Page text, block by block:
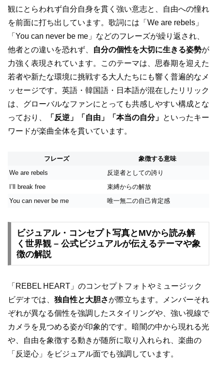
観にとらわれず自分自身を貫く強い意志と、自由への憧れ
を前面に打ち出しています。歌詞には「We are rebels」
「You can never be me」などのフレーズが繰り返され、
他者との違いを恐れず、
自分の個性を大切に生きる姿勢が
力強く表現されています。このテーマは、思春期を迎えた
若者や新たな環境に挑戦する大人たちにも響く普遍的なメ
ッセージです。英語・韓国語・日本語が混在したリリック
は、グローバルなファンにとっても共感しやすい構成とな
っており、
「反逆」「自由」「本当の自分」 といったキー
ワードが楽曲全体を貫いています。
フレーズ
象徴する意味
We are rebels
反逆者としての誇り
I’ll break free
束縛からの解放
You can never be me
唯一無二の自己肯定感
ビジュアル・コンセプト写真とMVから読み解
く世界観 – 公式ビジュアルが伝えるテーマや象
徴の解説
「REBEL HEART」のコンセプトフォトやミュージック
ビデオでは、 独自性と大胆さが際立ちます。メンバーそれ
ぞれが異なる個性を強調したスタイリングや、強い視線で
カメラを見つめる姿が印象的です。暗闇の中から現れる光
や、自由を象徴する動きが随所に取り入れられ、楽曲の
「反逆心」をビジュアル面でも強調しています。